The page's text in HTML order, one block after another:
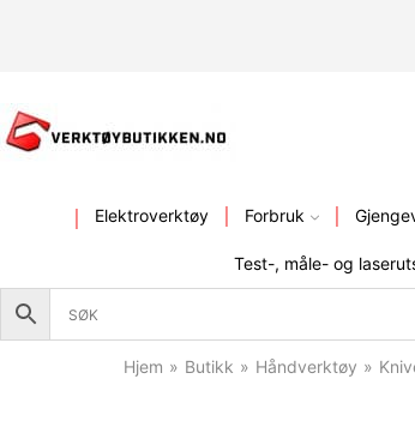
Elektroverktøy Forbruk
Test-, måle- og
Hjem » Butikk » Håndverktøy »